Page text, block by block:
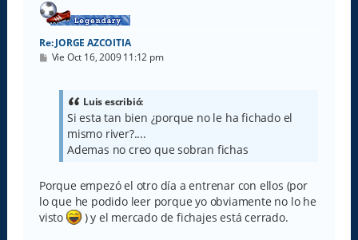
Re: JORGE AZCOITIA
M
Vie Oct 16, 2009 11:12 pm
Luis escribió:
Si esta tan bien ¿porque no le ha fichado el
mismo river?....
Ademas no creo que sobran fichas
Porque empezó el otro día a entrenar con ellos (por
lo que he podido leer porque yo obviamente no lo he
visto
) y el mercado de fichajes está cerrado.